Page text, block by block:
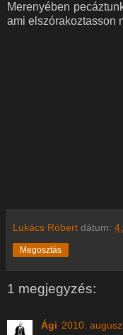
Merenyében
ami elszórakoztasson
Lukács Róbert dátum:
Megosztás
1 megjegyzés:
Ági 2010.